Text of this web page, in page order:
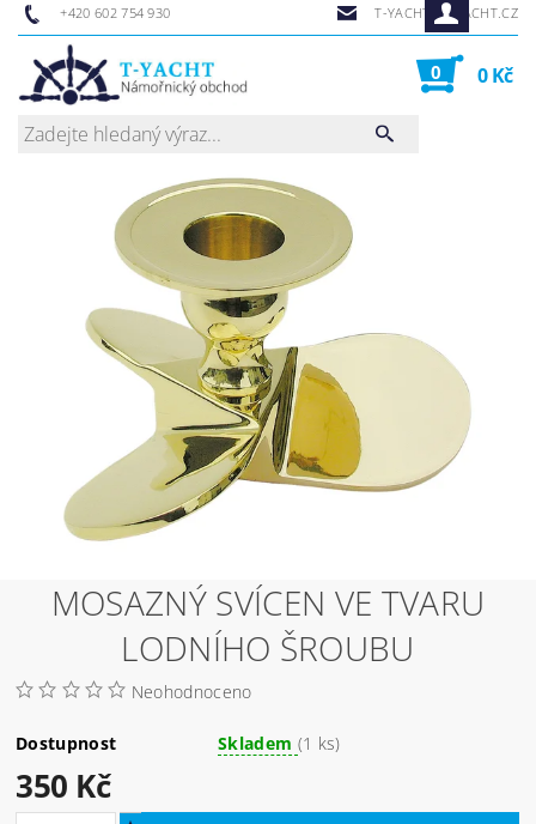
+420 602 754 930 T-YACHT@T-YACHT.CZ
0 0 Kč
MOSAZNÝ SVÍCEN VE TVARU
LODNÍHO ŠROUBU
Neohodnoceno
Dostupnost Skladem (1 ks)
350 Kč